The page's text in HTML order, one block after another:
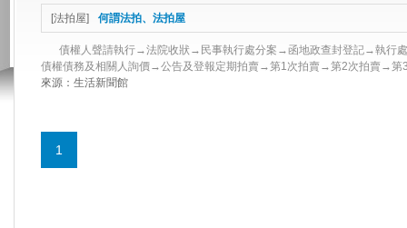
[法拍屋] 何謂法拍、法拍屋
債權人聲請執行→法院收狀→民事執行處分案→函地政查封登記→執行
債權債務及相關人詢價→公告及登報定期拍賣→第1次拍賣→第2次拍賣→第
來源： 生活新聞館
1